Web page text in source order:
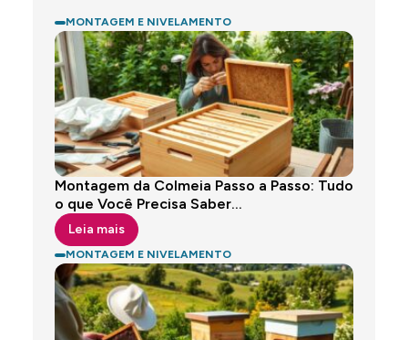
MONTAGEM E NIVELAMENTO
Montagem da Colmeia Passo a Passo: Tudo
o que Você Precisa Saber...
Leia mais
MONTAGEM E NIVELAMENTO